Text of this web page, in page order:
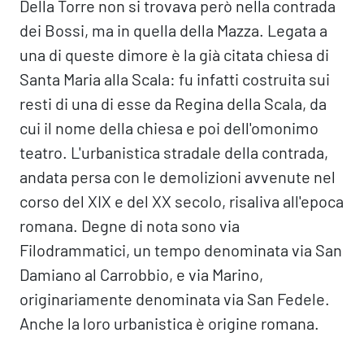
Della Torre non si trovava però nella contrada
dei Bossi, ma in quella della Mazza. Legata a
una di queste dimore è la già citata chiesa di
Santa Maria alla Scala: fu infatti costruita sui
resti di una di esse da Regina della Scala, da
cui il nome della chiesa e poi dell'omonimo
teatro. L'urbanistica stradale della contrada,
andata persa con le demolizioni avvenute nel
corso del XIX e del XX secolo, risaliva all'epoca
romana. Degne di nota sono via
Filodrammatici, un tempo denominata via San
Damiano al Carrobbio, e via Marino,
originariamente denominata via San Fedele.
Anche la loro urbanistica è origine romana.